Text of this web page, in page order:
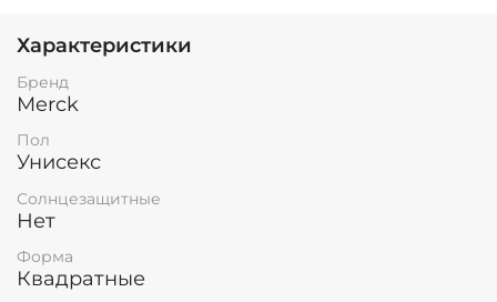
Характеристики
Бренд
Merck
Пол
Унисекс
Солнцезащитные
Нет
Форма
Квадратные